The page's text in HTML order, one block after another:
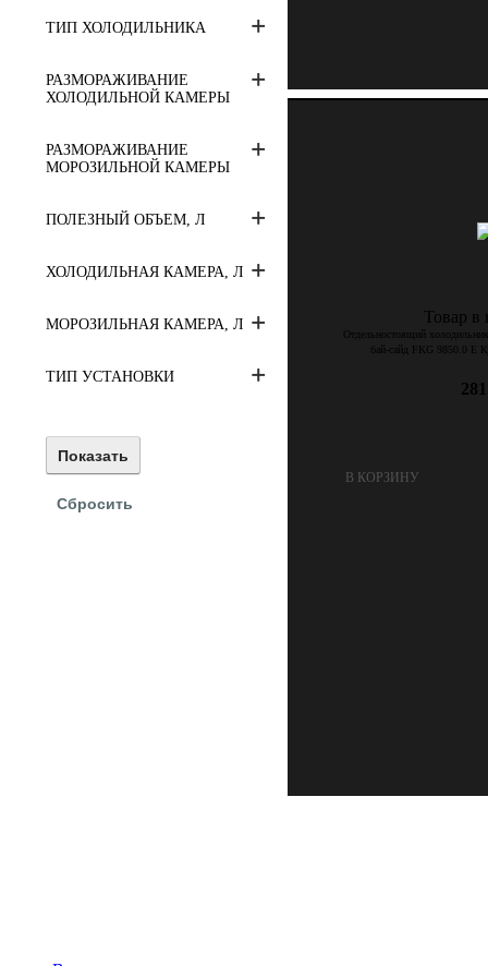
ТИП ХОЛОДИЛЬНИКА
РАЗМОРАЖИВАНИЕ
ХОЛОДИЛЬНОЙ КАМЕРЫ
РАЗМОРАЖИВАНИЕ
МОРОЗИЛЬНОЙ КАМЕРЫ
ПОЛЕЗНЫЙ ОБЪЕМ, Л
ХОЛОДИЛЬНАЯ КАМЕРА, Л
МОРОЗИЛЬНАЯ КАМЕРА, Л
ТИП УСТАНОВКИ
Товар
Отдельностоящий
бай-сайд FKG 9850.0 E
В КОРЗИНУ